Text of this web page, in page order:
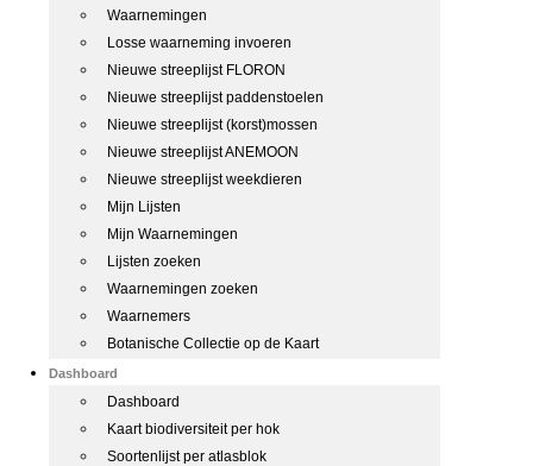
Waarnemingen
Losse waarneming invoeren
Nieuwe streeplijst FLORON
Nieuwe streeplijst paddenstoelen
Nieuwe streeplijst (korst)mossen
Nieuwe streeplijst ANEMOON
Nieuwe streeplijst weekdieren
Mijn Lijsten
Mijn Waarnemingen
Lijsten zoeken
Waarnemingen zoeken
Waarnemers
Botanische Collectie op de Kaart
Dashboard
Dashboard
Kaart biodiversiteit per hok
Soortenlijst per atlasblok